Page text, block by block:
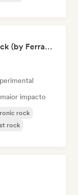
Headbanging Modern Rock (by Ferran Alemany Roig)
impacto
rock
rock